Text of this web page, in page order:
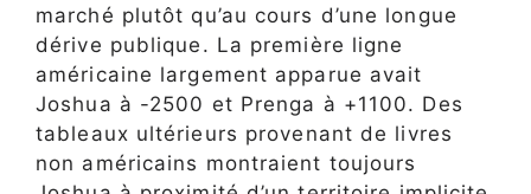
marché plutôt qu’au cours d’une longue
dérive publique. La première ligne
américaine largement apparue avait
Joshua à -2500 et Prenga à +1100. Des
tableaux ultérieurs provenant de livres
non américains montraient toujours